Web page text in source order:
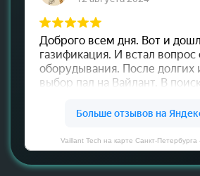
Vaillant Tech на карте